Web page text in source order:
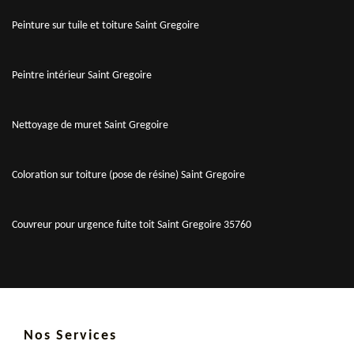
Peinture sur tuile et toiture Saint Gregoire
Peintre intérieur Saint Gregoire
Nettoyage de muret Saint Gregoire
Coloration sur toiture (pose de résine) Saint Gregoire
Couvreur pour urgence fuite toit Saint Gregoire 35760
Nos Services